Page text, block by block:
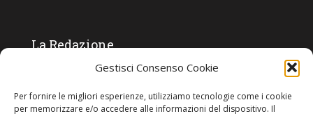
Gestisci Consenso Cookie
Per fornire le migliori esperienze, utilizziamo tecnologie come i cookie
per memorizzare e/o accedere alle informazioni del dispositivo. Il
La Redazione
Critica Letteraria:Ambrogio Bianchi